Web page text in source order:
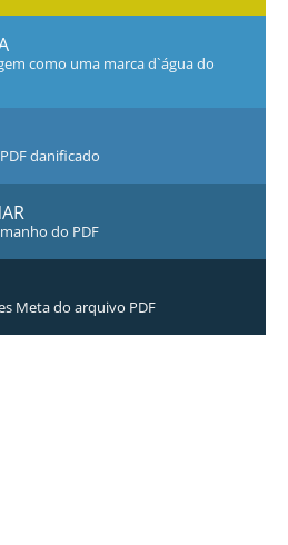
como uma marca d`água do
danificado
do PDF
Meta do arquivo PDF